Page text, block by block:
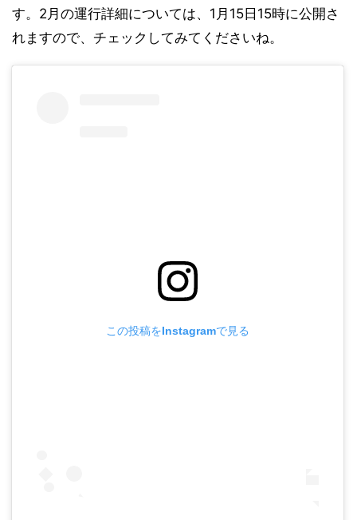
す。2月の運行詳細については、1月15日15時に公開さ
れますので、チェックしてみてくださいね。
この投稿をInstagramで見る